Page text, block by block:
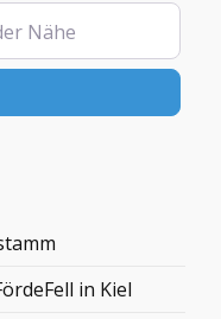
in Kiel